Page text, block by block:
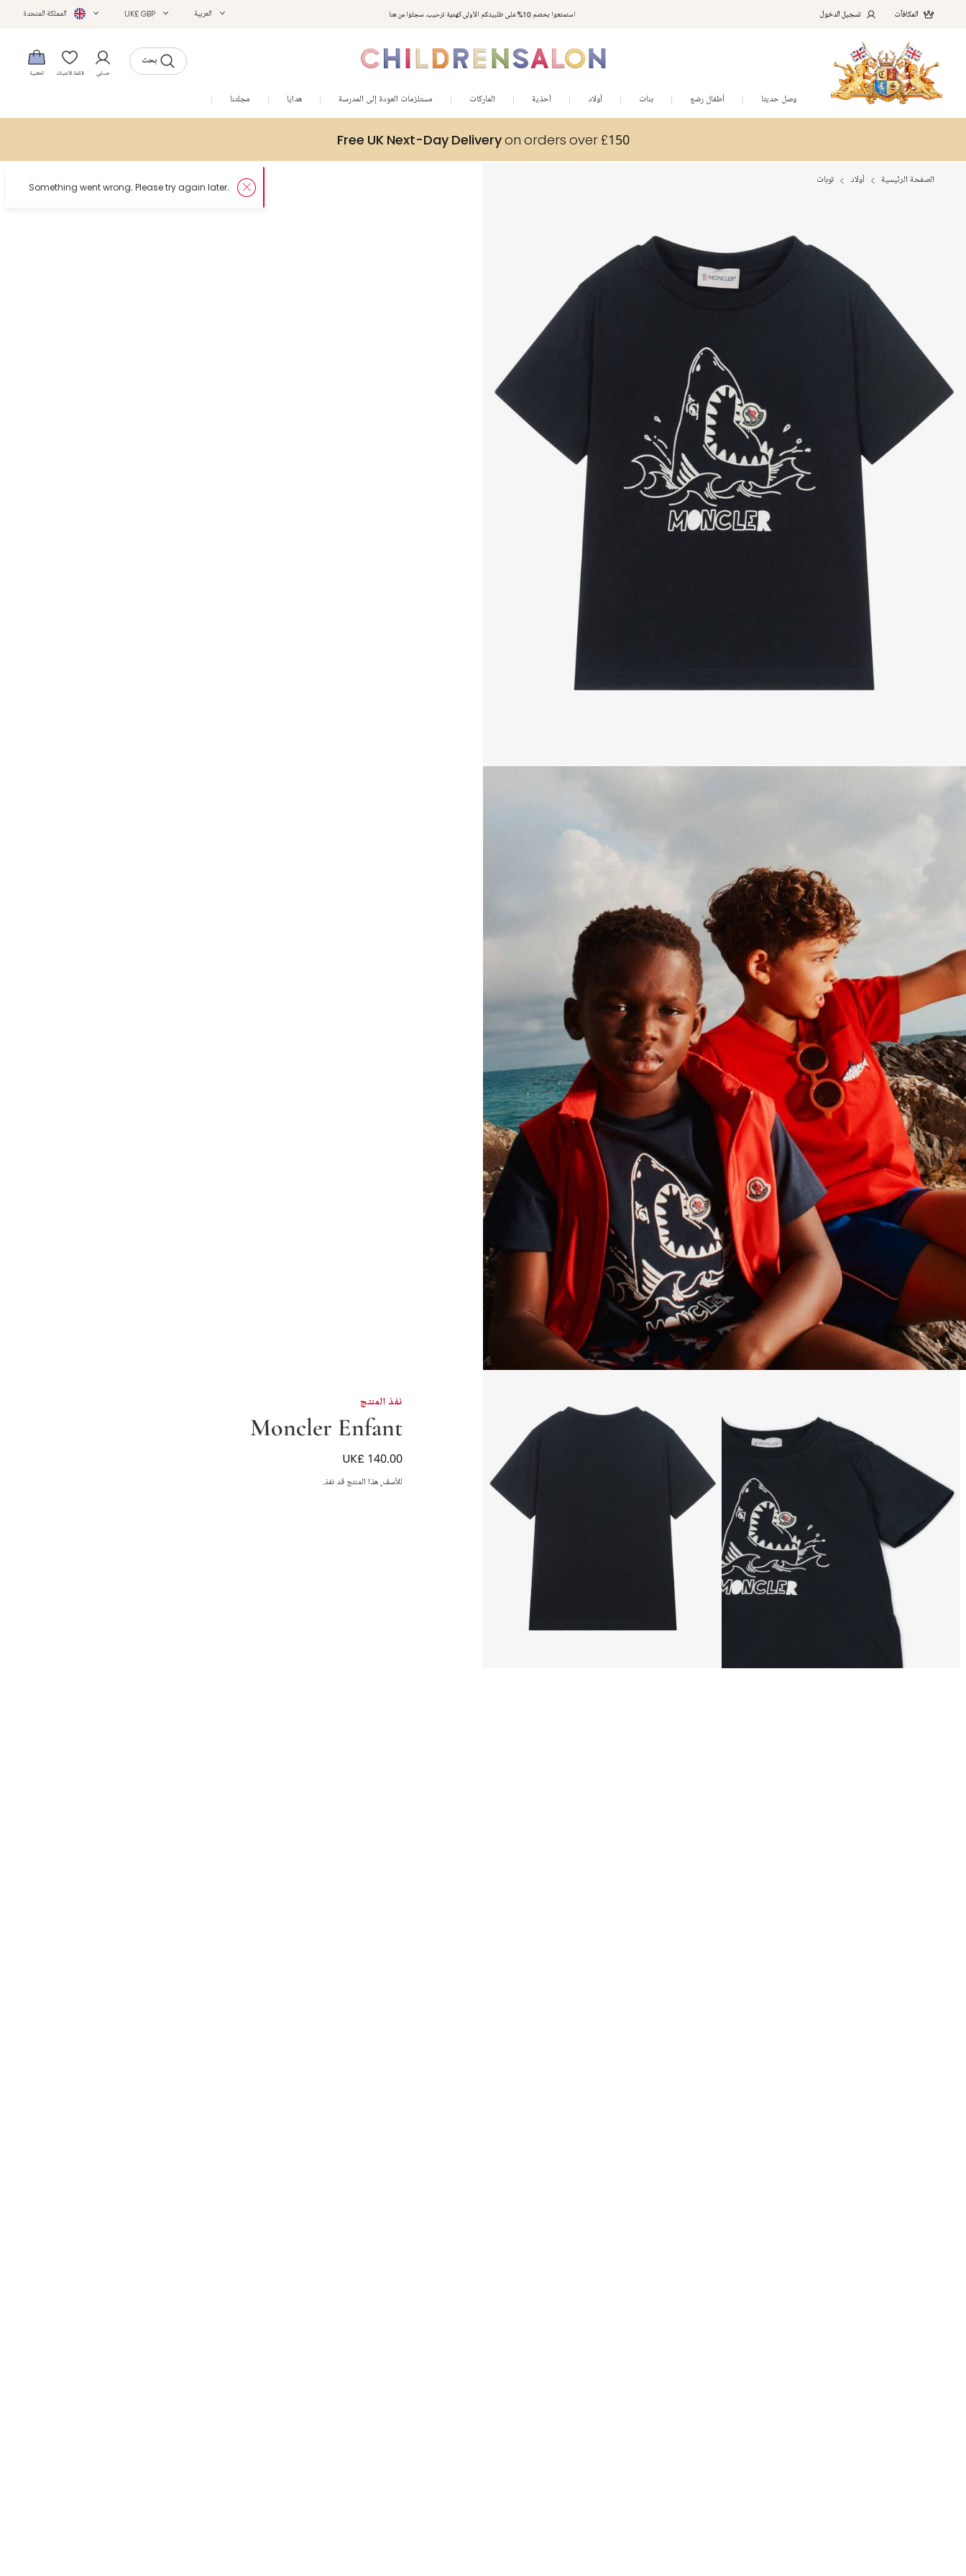
استمتعوا بخصم 10% على طلبيتكم الأولى كهدية ترحيب. سجلوا من هنا المكافآت تسجيل الدخول العربية UK£ GBP المملكة المتحدة
بحث
حسابي قائمة الأمنيات الحقيبة
وصل حديثا أطفال رضع بنات أولاد أحذية الماركات مستلزمات العودة إلى المدرسة هدايا مجلتنا
Free UK Next-Day Deliveryon orders over £150
الصفحة الرئيسية أولاد توبات
نفذ المنتج
Moncler Enfant
تيشيرت قطن بتصميم سمكة قرش لون كحلي للأولاد
UK£ 140.00
للأسف, هذا المنتج قد نفذ.